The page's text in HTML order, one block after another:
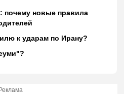
почему новые правила
к ударам по Ирану?